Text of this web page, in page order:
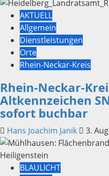
AKTUELL
Allgemein
Dienstleistungen
Orte
Rhein-Neckar-Kreis
Rhein-Neckar-
Altkennzeichen
sofort buchbar
Hans Joachim Janik 3.
BLAULICHT